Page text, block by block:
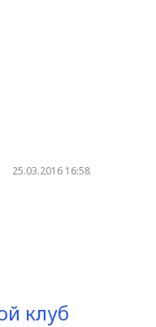
25.03.2016 16:58
клуб